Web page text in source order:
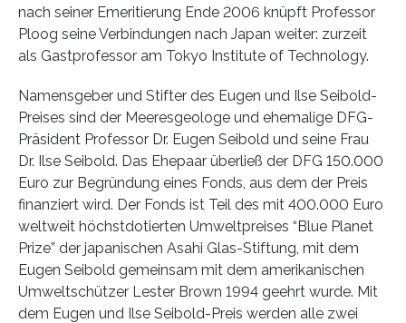
nach seiner Emeritierung Ende 2006 knüpft Professor
Ploog seine Verbindungen nach Japan weiter: zurzeit
als Gastprofessor am Tokyo Institute of Technology.
Namensgeber und Stifter des Eugen und Ilse Seibold-
Preises sind der Meeresgeologe und ehemalige DFG-
Präsident Professor Dr. Eugen Seibold und seine Frau
Dr. Ilse Seibold. Das Ehepaar überließ der DFG 150.000
Euro zur Begründung eines Fonds, aus dem der Preis
finanziert wird. Der Fonds ist Teil des mit 400.000 Euro
weltweit höchstdotierten Umweltpreises “Blue Planet
Prize” der japanischen Asahi Glas-Stiftung, mit dem
Eugen Seibold gemeinsam mit dem amerikanischen
Umweltschützer Lester Brown 1994 geehrt wurde. Mit
dem Eugen und Ilse Seibold-Preis werden alle zwei